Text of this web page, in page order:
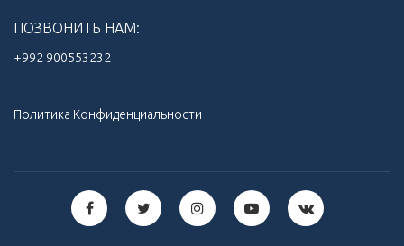
ПОЗВОНИТЬ НАМ:
+992 900553232‬
Политика Конфиденциальности